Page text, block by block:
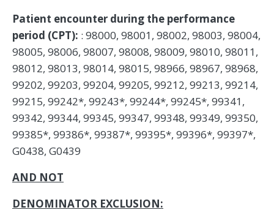
Patient encounter during the performance
period (CPT): : 98000, 98001, 98002, 98003, 98004,
98005, 98006, 98007, 98008, 98009, 98010, 98011,
98012, 98013, 98014, 98015, 98966, 98967, 98968,
99202, 99203, 99204, 99205, 99212, 99213, 99214,
99215, 99242*, 99243*, 99244*, 99245*, 99341,
99342, 99344, 99345, 99347, 99348, 99349, 99350,
99385*, 99386*, 99387*, 99395*, 99396*, 99397*,
G0438, G0439
AND NOT
DENOMINATOR EXCLUSION: